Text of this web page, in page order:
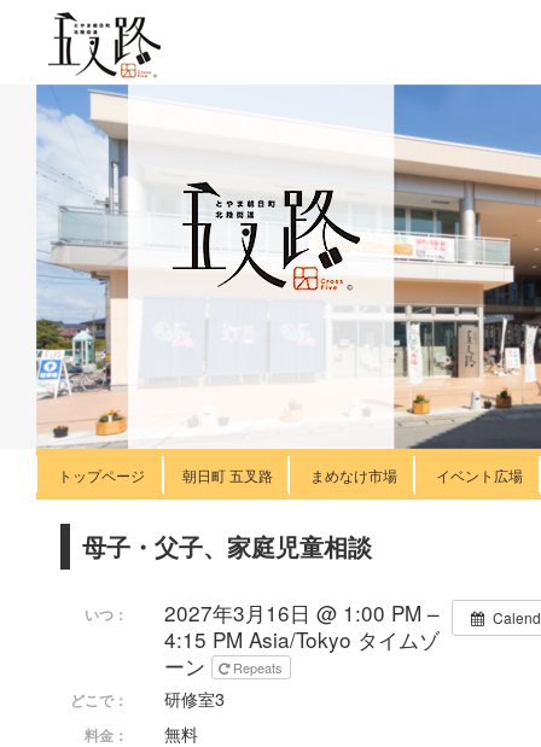
トップページ 朝日町 五叉路 まめなけ市場 イベント広場
母子・父子、家庭児童相談
いつ：
2027年3月16日 @ 1:00 PM –
4:15 PM Asia/Tokyo タイムゾ
ーン
Repeats
どこで： 研修室3
料金： 無料